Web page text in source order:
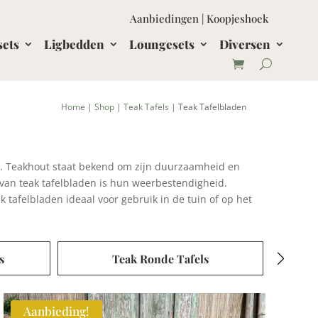
Aanbiedingen| Koopjeshoek
Ligbedden Loungesets Diversen
Home |Shop |Teak Tafels | Teak Tafelbladen
staat bekend om zijn duurzaamheid en
teak tafelbladen is hun weerbestendigheid.
tafelbladen ideaal voor gebruik in de tuin of op het
Teak Uitschuiftafels
Aanbieding!